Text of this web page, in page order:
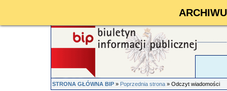
STRONA GŁÓWNA BIP»Poprzednia strona» Odczyt wiadomości